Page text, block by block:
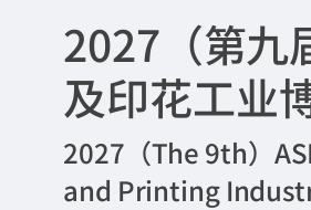
2027（第九
及印花工业
2027（The 9th）
and Printing